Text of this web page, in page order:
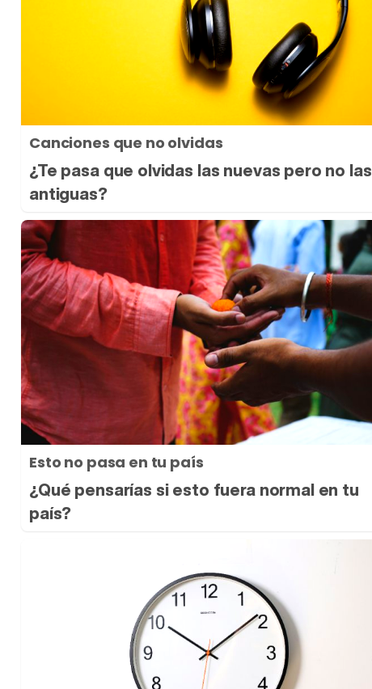
Canciones que no olvidas
¿Te pasa que olvidas las nuevas pero no las
antiguas?
Esto no pasa en tu país
¿Qué pensarías si esto fuera normal en tu
país?